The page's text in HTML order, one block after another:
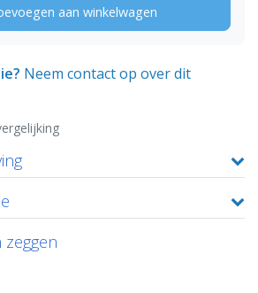
aan winkelwagen
Neem contact op over dit